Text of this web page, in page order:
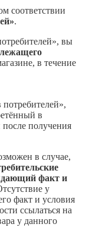
соответствии
.
вы
в течение
в
после получения
в случае,
факт и
у
факт и условия
ссылаться на
у данного